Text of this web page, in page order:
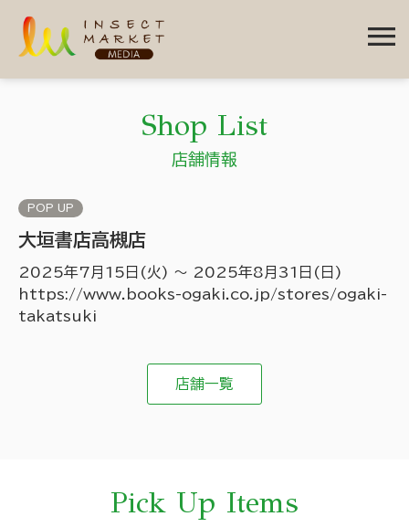
menu
Shop List
店舗情報
POP UP
大垣書店高槻店
2025年7月15日(火) 〜 2025年8月31日(日)
https://www.books-ogaki.co.jp/stores/ogaki-
takatsuki
店舗一覧
Pick Up Items